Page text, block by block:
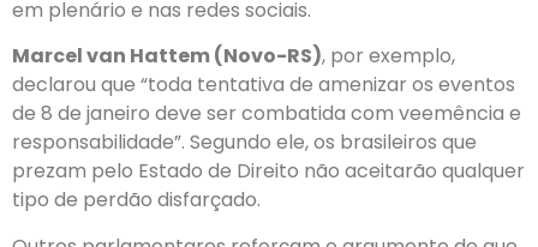
em plenário e nas redes sociais.
Marcel van Hattem (Novo-RS), por exemplo,
declarou que “toda tentativa de amenizar os eventos
de 8 de janeiro deve ser combatida com veemência e
responsabilidade”. Segundo ele, os brasileiros que
prezam pelo Estado de Direito não aceitarão qualquer
tipo de perdão disfarçado.